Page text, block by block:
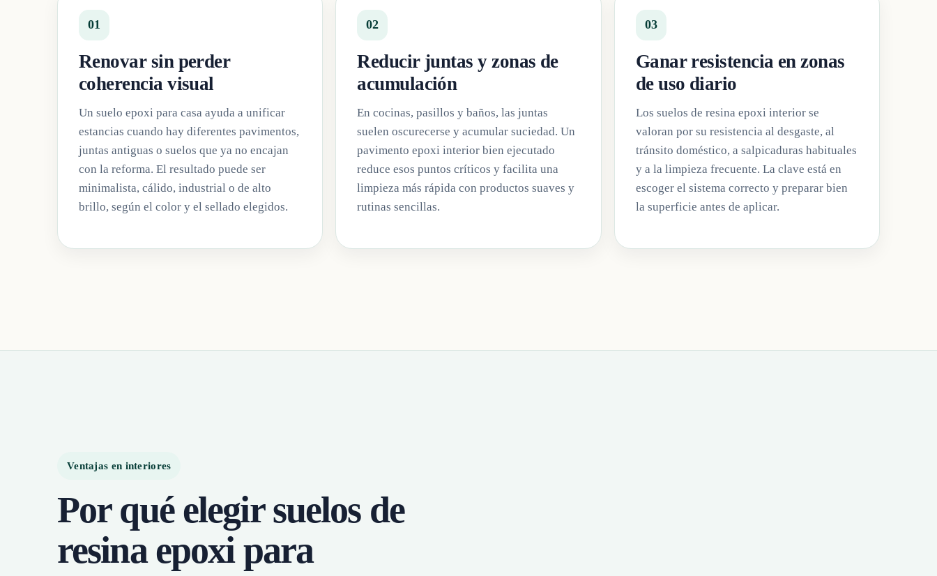
01
Renovar sin perder
coherencia visual
Un suelo epoxi para casa ayuda a unificar
estancias cuando hay diferentes pavimentos,
juntas antiguas o suelos que ya no encajan
con la reforma. El resultado puede ser
minimalista, cálido, industrial o de alto
brillo, según el color y el sellado elegidos.
02
Reducir juntas y zonas de
acumulación
En cocinas, pasillos y baños, las juntas
suelen oscurecerse y acumular suciedad. Un
pavimento epoxi interior bien ejecutado
reduce esos puntos críticos y facilita una
limpieza más rápida con productos suaves y
rutinas sencillas.
03
Ganar resistencia en zonas
de uso diario
Los suelos de resina epoxi interior se
valoran por su resistencia al desgaste, al
tránsito doméstico, a salpicaduras habituales
y a la limpieza frecuente. La clave está en
escoger el sistema correcto y preparar bien
la superficie antes de aplicar.
Ventajas en interiores
Por qué elegir suelos de
resina epoxi para